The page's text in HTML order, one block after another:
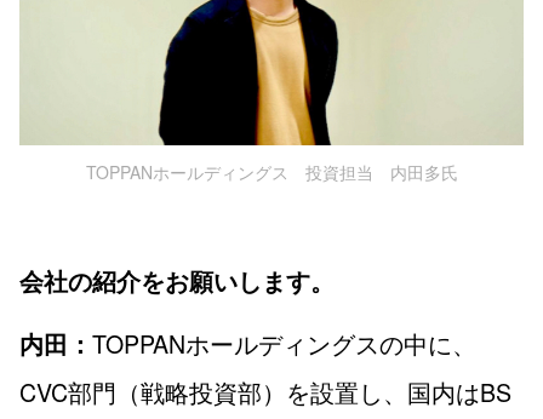
TOPPANホールディングス 投資担当 内田多氏
会社の紹介をお願いします。
内田： TOPPANホールディングスの中に、
CVC部門（戦略投資部）を設置し、国内はBS